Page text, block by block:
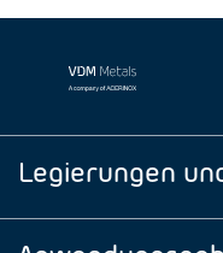
Legierungen